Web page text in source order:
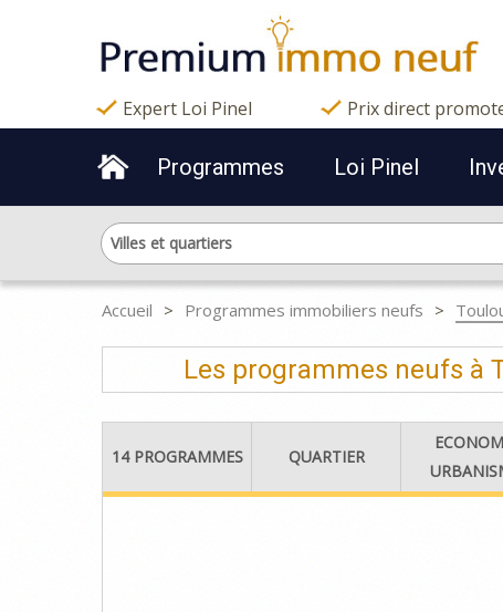
Expert Loi Pinel Prix direct
Programmes Loi Pinel
Villes et quartiers
Accueil Programmes immobiliers neufs
Les programmes neufs à
14 PROGRAMMES QUARTIER